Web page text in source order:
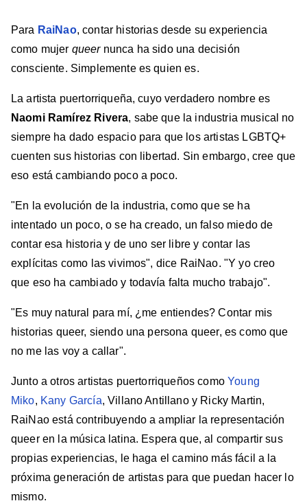
Para RaiNao, contar historias desde su experiencia
como mujer queernunca ha sido una decisión
consciente. Simplemente es quien es.
La artista puertorriqueña, cuyo verdadero nombre es
Naomi Ramírez Rivera, sabe que la industria musical no
siempre ha dado espacio para que los artistas LGBTQ+
cuenten sus historias con libertad. Sin embargo, cree que
eso está cambiando poco a poco.
"En la evolución de la industria, como que se ha
intentado un poco, o se ha creado, un falso miedo de
contar esa historia y de uno ser libre y contar las
explícitas como las vivimos", dice RaiNao. "Y yo creo
que eso ha cambiado y todavía falta mucho trabajo".
"Es muy natural para mí, ¿me entiendes? Contar mis
historias queer, siendo una persona queer, es como que
no me las voy a callar".
Junto a otros artistas puertorriqueños comoYoung
Miko, Kany García, Villano Antillano y Ricky Martin,
RaiNao está contribuyendo a ampliar la representación
queer en la música latina. Espera que, al compartir sus
propias experiencias, le haga el camino más fácil a la
próxima generación de artistas para que puedan hacer lo
mismo.